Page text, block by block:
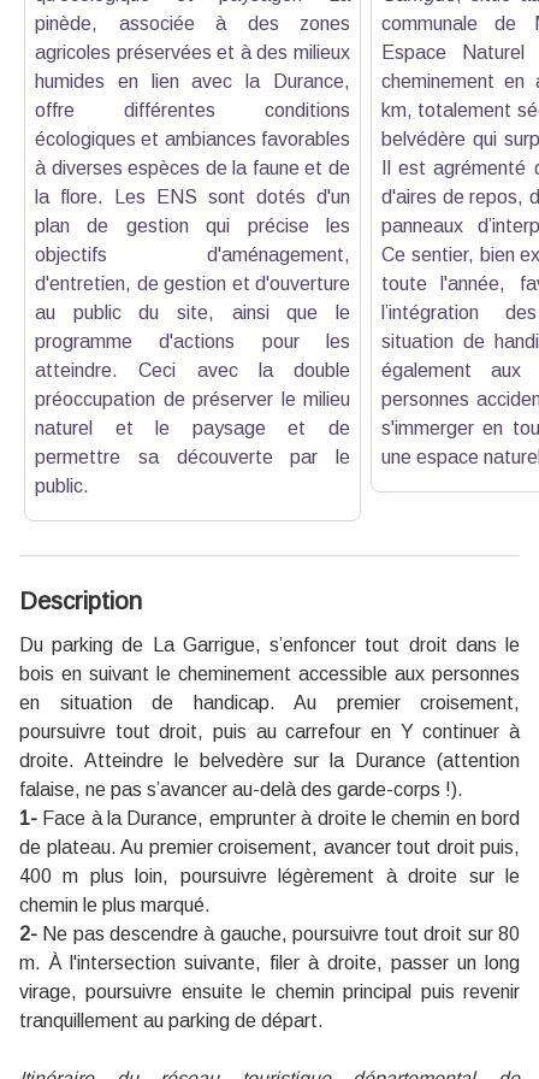
pinède, associée à des zones
agricoles préservées et à des milieux
humides en lien avec la Durance,
offre différentes conditions
écologiques et ambiances favorables
à diverses espèces de la faune et de
la flore. Les ENS sont dotés d'un
plan de gestion qui précise les
objectifs d'aménagement,
d'entretien, de gestion et d'ouverture
au public du site, ainsi que le
programme d'actions pour les
atteindre. Ceci avec la double
préoccupation de préserver le milieu
naturel et le paysage et de
permettre sa découverte par le
public.
communale de
Espace
cheminement en
km, totalement
belvédère qui
Il est agrémenté
d'aires de repos,
panneaux
Ce sentier, bien
toute l'année,
l’intégration
situation de
également aux
personnes
s'immerger en
une espace
Description
Du parking de La Garrigue, s’enfoncer tout droit dans le
bois en suivant le cheminement accessible aux personnes
en situation de handicap. Au premier croisement,
poursuivre tout droit, puis au carrefour en Y continuer à
droite. Atteindre le belvedère sur la Durance (attention
falaise, ne pas s’avancer au-delà des garde-corps !).
1- Face à la Durance, emprunter à droite le chemin en bord
de plateau. Au premier croisement, avancer tout droit puis,
400 m plus loin, poursuivre légèrement à droite sur le
chemin le plus marqué.
2- Ne pas descendre à gauche, poursuivre tout droit sur 80
m. À l'intersection suivante, filer à droite, passer un long
virage, poursuivre ensuite le chemin principal puis revenir
tranquillement au parking de départ.